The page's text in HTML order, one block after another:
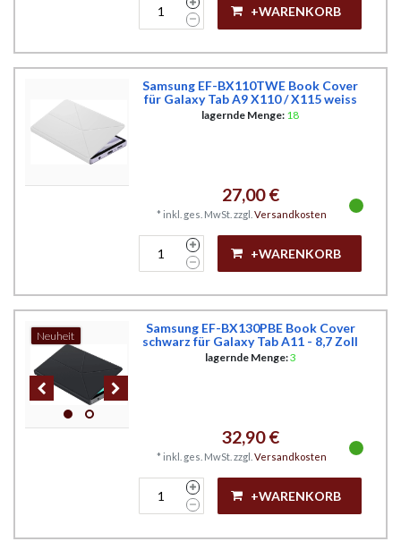
+WARENKORB
Samsung EF-BX110TWE Book Cover
für Galaxy Tab A9 X110 / X115 weiss
lagernde Menge: 18
27,00 €
* inkl. ges. MwSt. zzgl. Versandkosten
+WARENKORB
Neuheit
Samsung EF-BX130PBE Book Cover
schwarz für Galaxy Tab A11 - 8,7 Zoll
lagernde Menge:3
32,90 €
* inkl. ges. MwSt. zzgl. Versandkosten
+WARENKORB